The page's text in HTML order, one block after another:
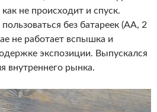
не происходит и спуск.
без батареек (АА, 2
не работает вспышка и
экспозиции. Выпускался
внутреннего рынка.